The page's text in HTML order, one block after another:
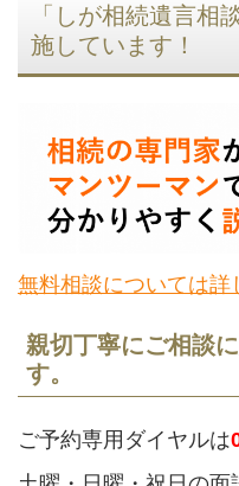
「しが相続遺言相
施しています！
無料相談については詳
親切丁寧にご相談
す。
ご予約専用ダイヤルは